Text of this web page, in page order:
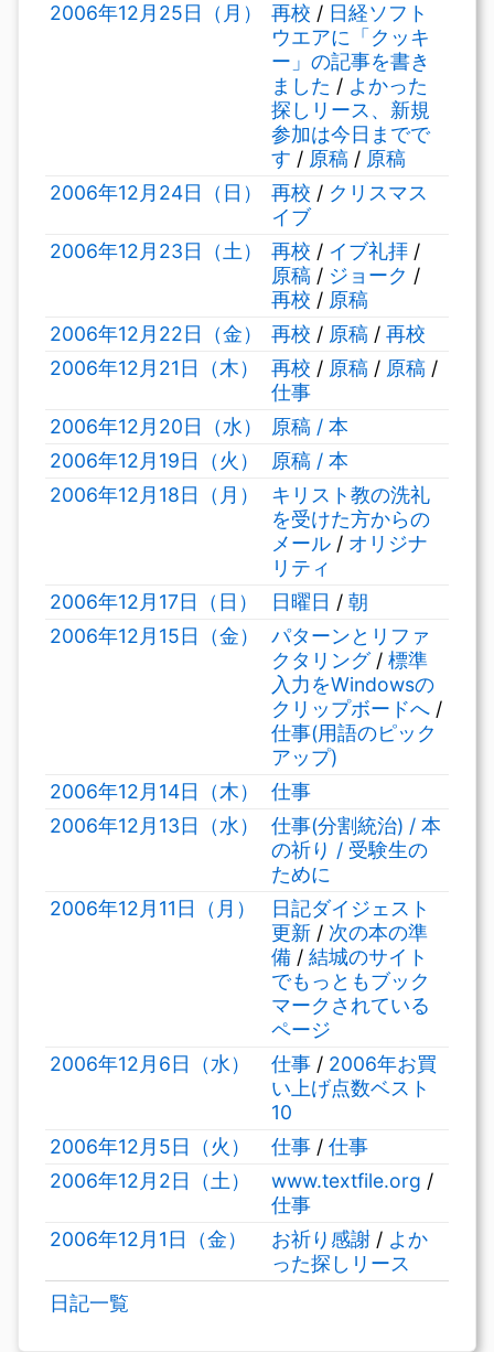
2006年12月25日（月）
再校 / 日経ソフト
ウエアに「クッキ
ー」の記事を書き
ました / よかった
探しリース、新規
参加は今日までで
す / 原稿 / 原稿
2006年12月24日（日）
再校 / クリスマス
イブ
2006年12月23日（土）
再校 / イブ礼拝 /
原稿 / ジョーク /
再校 / 原稿
2006年12月22日（金）
再校 / 原稿 / 再校
2006年12月21日（木）
再校 / 原稿 / 原稿 /
仕事
2006年12月20日（水）
原稿 / 本
2006年12月19日（火）
原稿 / 本
2006年12月18日（月）
キリスト教の洗礼
を受けた方からの
メール / オリジナ
リティ
2006年12月17日（日）
日曜日 / 朝
2006年12月15日（金）
パターンとリファ
クタリング/ 標準
入力をWindowsの
クリップボードへ /
仕事(用語のピック
アップ)
2006年12月14日（木）
仕事
2006年12月13日（水）
仕事(分割統治) / 本
の祈り / 受験生の
ために
2006年12月11日（月）
日記ダイジェスト
更新 / 次の本の準
備 / 結城のサイト
でもっともブック
マークされている
ページ
2006年12月6日（水）
仕事 / 2006年お買
い上げ点数ベスト
10
2006年12月5日（火）
仕事 / 仕事
2006年12月2日（土）
www.textfile.org /
仕事
2006年12月1日（金）
お祈り感謝 / よか
った探しリース
日記一覧